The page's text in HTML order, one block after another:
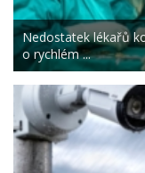
Nedostatek lékařů
o rychlém ...